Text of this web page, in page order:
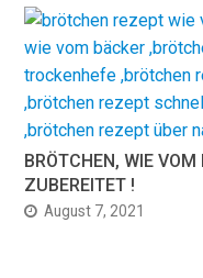
BRÖTCHEN, WIE
ZUBEREITET !
August 7, 2021